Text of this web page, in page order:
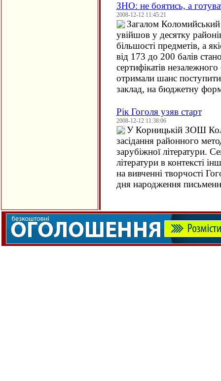
ЗНО: не боятись, а
2008-12-12 11:45:21
Загалом
увійшов у десятку
більшості предметів, а
від 173 до 200 балів
сертифікатів
отримали шанс
заклад, на бюджетну
Рік Гоголя узяв старт
2008-12-12 11:38:06
У Корницькій ЗОШ
засідання районного
зарубіжної літератури.
літератури в контексті
на вивченні творчості
дня народження